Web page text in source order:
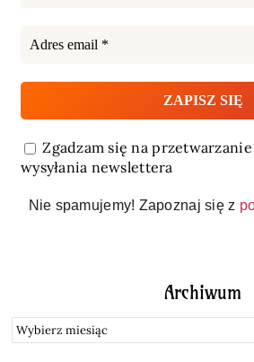
Zgadzam się na
wysyłania newslettera
Nie spamujemy! Zapoznaj się z
Archiwum
Archiwum